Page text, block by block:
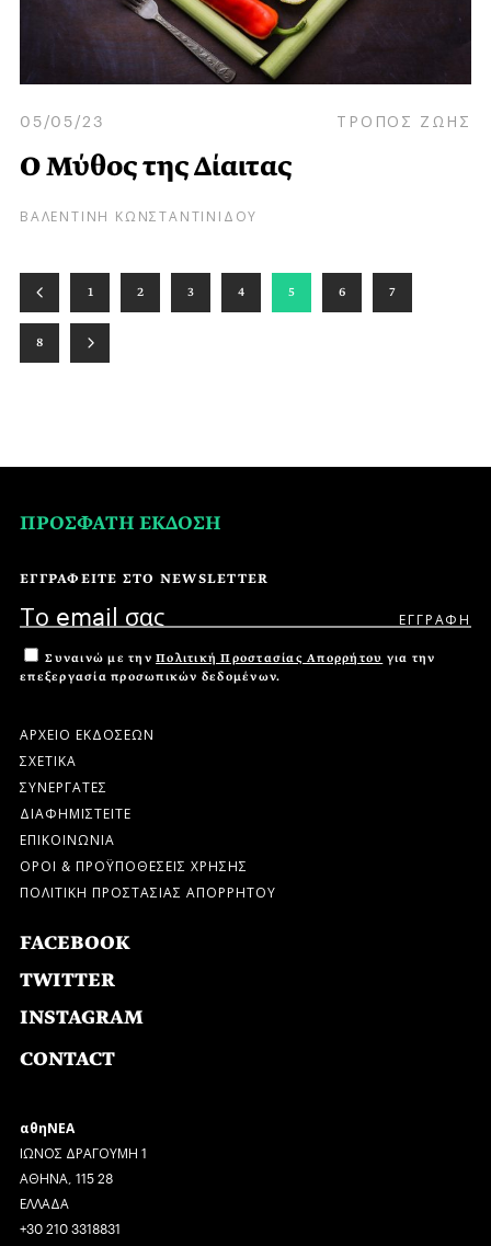
05/05/23 ΤΡΟΠΟΣ ΖΩΗΣ
Ο Μύθος της Δίαιτας
ΒΑΛΕΝΤΙΝΗ ΚΩΝΣΤΑΝΤΙΝΙΔΟΥ
1 2 3 4 5 6 7
8
ΠΡΟΣΦΑΤΗ ΕΚΔΟΣΗ
ΕΓΓΡΑΦΕΙΤΕ ΣΤΟ NEWSLETTER
Συναινώ με την Πολιτική Προστασίας Απορρήτου για την
επεξεργασία προσωπικών δεδομένων.
ΑΡΧΕΙΟ ΕΚΔΟΣΕΩΝ
ΣΧΕΤΙΚΑ
ΣΥΝΕΡΓΑΤΕΣ
ΔΙΑΦΗΜΙΣΤΕΙΤΕ
ΕΠΙΚΟΙΝΩΝΙΑ
ΟΡΟΙ & ΠΡΟΫΠΟΘΕΣΕΙΣ ΧΡΗΣΗΣ
ΠΟΛΙΤΙΚΗ ΠΡΟΣΤΑΣΙΑΣ ΑΠΟΡΡΗΤΟΥ
FACEBOOK
TWITTER
INSTAGRAM
CONTACT
αθηΝΕΑ
ΙΩΝΟΣ ΔΡΑΓΟΥΜΗ 1
ΑΘΗΝΑ, 115 28
ΕΛΛΑΔΑ
+30 210 3318831